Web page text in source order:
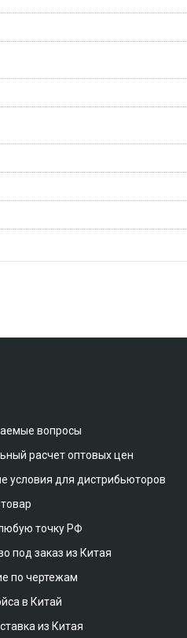
вопросы
расчет оптовых цен
условия для дистрибьюторов
точку РФ
под заказ из Китая
по чертежам
в Китай
из Китая